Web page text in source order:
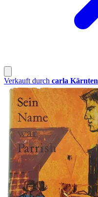
Verkauft durch carla Kärnten